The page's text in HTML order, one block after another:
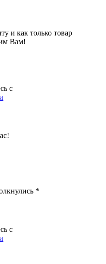
и как только товар
Вам!
с
*
с